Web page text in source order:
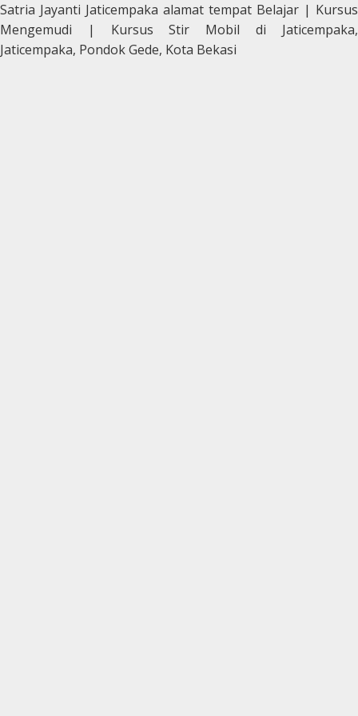
Satria Jayanti Jaticempaka alamat tempat Belajar | Kursus
Mengemudi | Kursus Stir Mobil di Jaticempaka,
Jaticempaka, Pondok Gede, Kota Bekasi